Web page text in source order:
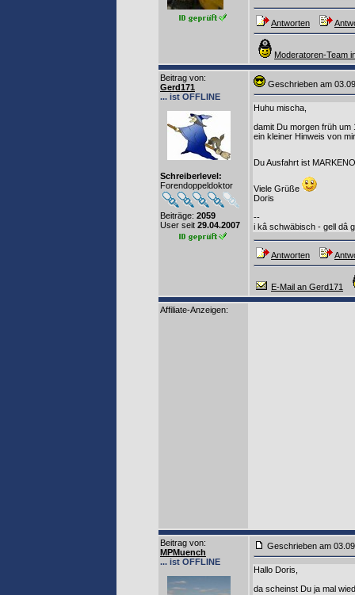
Antworten
Moderatoren-Team
Beitrag von:
Gerd171
... ist OFFLINE
Schreiberlevel:
Forendoppeldoktor
Beiträge: 2059
User seit 29.04.2007
Geschrieben am
Huhu mischa,
damit Du morgen früh um
ein kleiner Hinweis von
Du Ausfahrt ist
Viele Grüße
Doris
--
i kâ schwäbisch - gell dâ
Antworten
E-Mail an Gerd171
Affiliate-Anzeigen:
Beitrag von:
MPMuench
... ist OFFLINE
Geschrieben am
Hallo Doris,
da scheinst Du ja mal